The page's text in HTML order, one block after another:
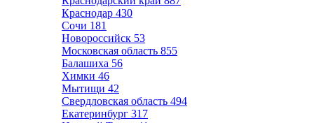
Краснодар 430
Сочи 181
Новороссийск 53
Московская область 855
Балашиха 56
Химки 46
Мытищи 42
Свердловская область 494
Екатеринбург 317